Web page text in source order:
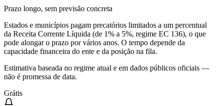
Prazo longo, sem previsão concreta
Estados e municípios pagam precatórios limitados a um percentual
da Receita Corrente Líquida (de 1% a 5%, regime EC 136), o que
pode alongar o prazo por vários anos. O tempo depende da
capacidade financeira do ente e da posição na fila.
Estimativa baseada no regime atual e em dados públicos oficiais —
não é promessa de data.
Grátis